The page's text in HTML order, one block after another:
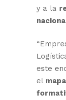
y a la
este
el